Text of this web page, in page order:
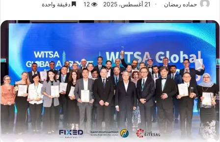
حماده رمضان 21 أغسطس، 2025 12 دقيقة واحدة